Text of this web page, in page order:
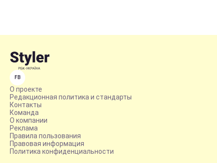
FB
О проекте
Редакционная политика и стандарты
Контакты
Команда
О компании
Реклама
Правила пользования
Правовая информация
Политика конфиденциальности